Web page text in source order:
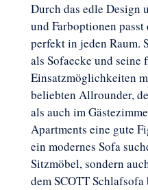
Durch das edle
und Farboptionen
perfekt in jeden Raum.
als Sofaecke und seine
Einsatzmöglichkeiten
beliebten Allrounder,
als auch im
Apartments eine gute
ein modernes Sofa
Sitzmöbel, sondern
dem SCOTT Schlafsofa